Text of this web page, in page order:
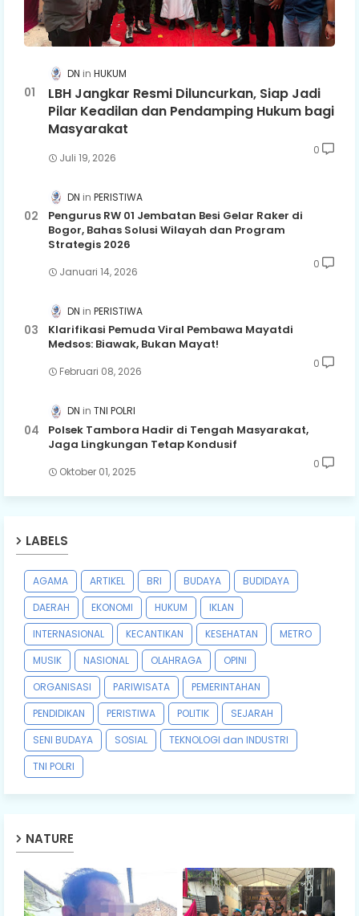
DN HUKUM
LBH Jangkar Resmi Diluncurkan, Siap Jadi
Pilar Keadilan dan Pendamping Hukum bagi
Masyarakat
Juli 19, 2026
0
DN PERISTIWA
Pengurus RW 01 Jembatan Besi Gelar Raker di
Bogor, Bahas Solusi Wilayah dan Program
Strategis 2026
Januari 14, 2026
0
DN PERISTIWA
Klarifikasi Pemuda Viral Pembawa Mayatdi
Medsos: Biawak, Bukan Mayat!
Februari 08, 2026
0
DN TNI POLRI
Polsek Tambora Hadir di Tengah Masyarakat,
Jaga Lingkungan Tetap Kondusif
Oktober 01, 2025
0
LABELS
AGAMA ARTIKEL BRI BUDAYA
BUDIDAYA
DAERAH
EKONOMI HUKUM
IKLAN
INTERNASIONAL
KECANTIKAN KESEHATAN
METRO
MUSIK
NASIONAL OLAHRAGA
OPINI
ORGANISASI
PARIWISATA
PEMERINTAHAN
PENDIDIKAN
PERISTIWA POLITIK
SEJARAH
SENI BUDAYA
SOSIAL
TEKNOLOGI dan INDUSTRI
TNI POLRI
NATURE